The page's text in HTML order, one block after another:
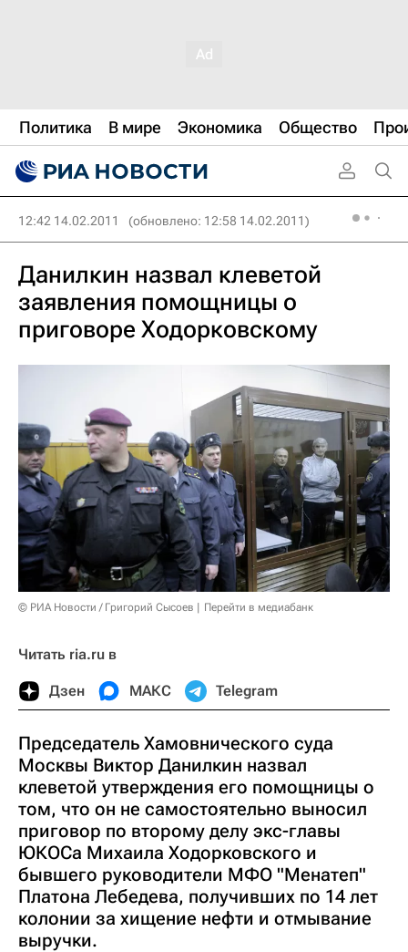
Политика В мире Экономика Общество
12:42 14.02.2011 (обновлено: 12:58 14.02.2011)
Данилкин назвал клеветой
заявления помощницы о
приговоре Ходорковскому
© РИА Новости / Григорий Сысоев Перейти в медиабанк
Читать ria.ru в
Дзен МАКС Telegram
Председатель Хамовнического суда
Москвы Виктор Данилкин назвал
клеветой утверждения его помощницы о
том, что он не самостоятельно выносил
приговор по второму делу экс-главы
ЮКОСа Михаила Ходорковского и
бывшего руководители МФО "Менатеп"
Платона Лебедева, получивших по 14 лет
колонии за хищение нефти и отмывание
выручки.